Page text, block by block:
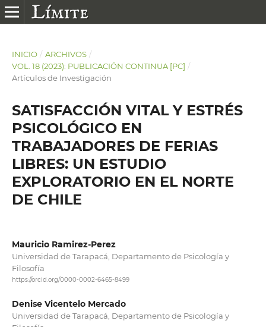
INICIO / ARCHIVOS /
VOL. 18 (2023): PUBLICACIÓN CONTINUA [PC] /
Artículos de Investigación
SATISFACCIÓN VITAL Y ESTRÉS
PSICOLÓGICO EN
TRABAJADORES DE FERIAS
LIBRES: UN ESTUDIO
EXPLORATORIO EN EL NORTE
DE CHILE
Mauricio Ramirez-Perez
Universidad de Tarapacá, Departamento de Psicología y
Filosofía
https://orcid.org/0000-0002-6465-8499
Denise Vicentelo Mercado
Universidad de Tarapacá, Departamento de Psicología y